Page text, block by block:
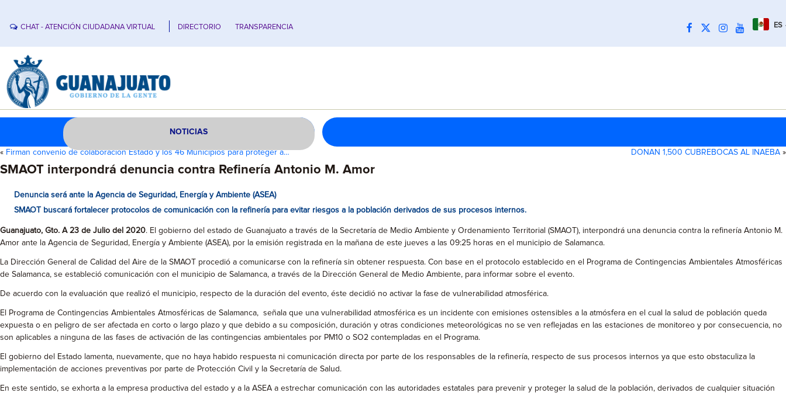
CHAT - ATENCIÓN CIUDADANA VIRTUAL DIRECTORIO TRANSPARENCIA ES
NOTICIAS
« Firman convenio de colaboración Estado y los 46 Municipios para proteger a… DONAN 1,500 CUBREBOCAS AL INAEBA »
SMAOT interpondrá denuncia contra Refinería Antonio M. Amor
Denuncia será ante la Agencia de Seguridad, Energía y Ambiente (ASEA)
SMAOT buscará fortalecer protocolos de comunicación con la refinería para evitar riesgos a la población derivados de sus procesos internos.
Guanajuato, Gto. A 23 de Julio del 2020. El gobierno del estado de Guanajuato a través de la Secretaría de Medio Ambiente y Ordenamiento Territorial (SMAOT), interpondrá una denuncia contra la refinería Antonio M.
Amor ante la Agencia de Seguridad, Energía y Ambiente (ASEA), por la emisión registrada en la mañana de este jueves a las 09:25 horas en el municipio de Salamanca.
La Dirección General de Calidad del Aire de la SMAOT procedió a comunicarse con la refinería sin obtener respuesta. Con base en el protocolo establecido en el Programa de Contingencias Ambientales Atmosféricas
de Salamanca, se estableció comunicación con el municipio de Salamanca, a través de la Dirección General de Medio Ambiente, para informar sobre el evento.
De acuerdo con la evaluación que realizó el municipio, respecto de la duración del evento, éste decidió no activar la fase de vulnerabilidad atmosférica.
El Programa de Contingencias Ambientales Atmosféricas de Salamanca, señala que una vulnerabilidad atmosférica es un incidente con emisiones ostensibles a la atmósfera en el cual la salud de población queda
expuesta o en peligro de ser afectada en corto o largo plazo y que debido a su composición, duración y otras condiciones meteorológicas no se ven reflejadas en las estaciones de monitoreo y por consecuencia, no
son aplicables a ninguna de las fases de activación de las contingencias ambientales por PM10 o SO2 contempladas en el Programa.
El gobierno del Estado lamenta, nuevamente, que no haya habido respuesta ni comunicación directa por parte de los responsables de la refinería, respecto de sus procesos internos ya que esto obstaculiza la
implementación de acciones preventivas por parte de Protección Civil y la Secretaría de Salud.
En este sentido, se exhorta a la empresa productiva del estado y a la ASEA a estrechar comunicación con las autoridades estatales para prevenir y proteger la salud de la población, derivados de cualquier situación